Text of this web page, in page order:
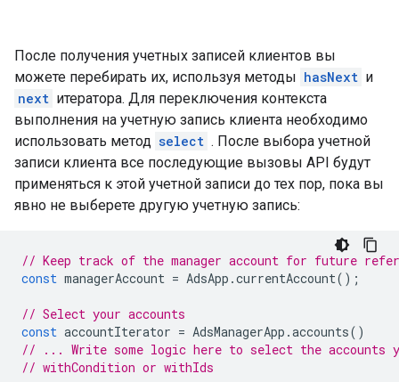
После получения учетных записей клиентов вы
можете перебирать их, используя методы hasNext и
next итератора. Для переключения контекста
выполнения на учетную запись клиента необходимо
использовать метод select . После выбора учетной
записи клиента все последующие вызовы API будут
применяться к этой учетной записи до тех пор, пока вы
явно не выберете другую учетную запись:
// Keep track of the manager account for future
const managerAccount = AdsApp .currentAccount();
// Select your accounts
const accountIterator = AdsManagerApp .accounts()
// ... Write some logic here to select the accounts
// withCondition or withIds